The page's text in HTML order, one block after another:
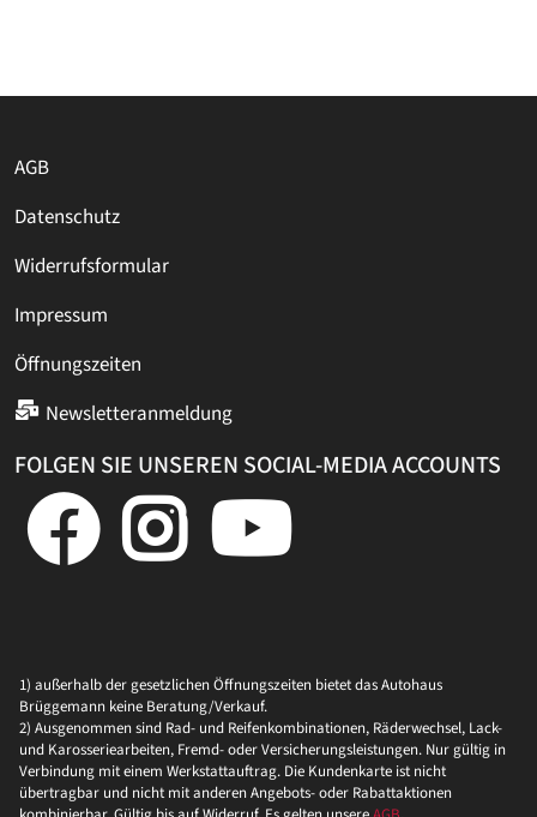
AGB
Datenschutz
Widerrufsformular
Impressum
Öffnungszeiten
Newsletteranmeldung
FOLGEN SIE UNSEREN SOCIAL-MEDIA ACCOUNTS
1) außerhalb der gesetzlichen Öffnungszeiten bietet das Autohaus
Brüggemann keine Beratung/Verkauf.
2) Ausgenommen sind Rad- und Reifenkombinationen, Räderwechsel, Lack-
und Karosseriearbeiten, Fremd- oder Versicherungsleistungen. Nur gültig in
Verbindung mit einem Werkstattauftrag. Die Kundenkarte ist nicht
übertragbar und nicht mit anderen Angebots- oder Rabattaktionen